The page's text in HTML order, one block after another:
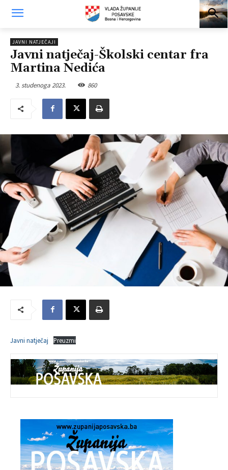
JAVNI NATJEČAJI
Javni natječaj-Školski centar fra
Martina Nedića
3. studenoga 2023. 860
Javni natječaj Preuzmi